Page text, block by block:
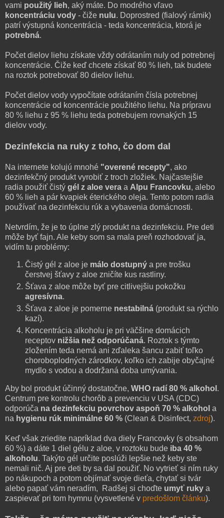
vami použitý lieh, aký máte. Do modrého vľavo
koncentráciu vody - čiže nulu. Doprostred (fialový rámik)
patrí výstupná koncentrácia - teda koncentrácia, ktorá je
potrebná.
Počet dielov liehu získate vždy odrátaním nuly od potrebnej
koncentrácie. Čiže keď chcete získať 80 % lieh, tak budete
na roztok potrebovať 80 dielov liehu.
Počet dielov vody vypočítate odrátaním čísla potrebnej
koncentrácie od koncentrácie použitého liehu. Na prípravu
80 % liehu z 95 % liehu teda potrebujem rovnakých 15
dielov vody.
Dezinfekcia na ruky z toho, čo dom dal
Na internete kolujú mnohé "overené recepty", ako
dezinfekčný produkt vyrobiť z troch zložiek. Najčastejšie
radia použiť čistý gél z aloe vera a Alpu Francovku, alebo
60 % lieh a pár kvapiek éterického oleja. Tento potom radia
používať na dezinfekciu rúk a vybavenia domácnosti.
Netvrdím, že je to úplne zlý produkt na dezinfekciu. Pre deti
môže byť fajn. Ale keby som sa mala preň rozhodovať ja,
vidím tu problémy:
Čistý gél z aloe je málo dostupný a pre trošku
čerstvej šťavy z aloe zničíte kus rastliny.
Šťava z aloe môže byť pre citlivejšiu pokožku
agresívna.
Šťava z aloe je pomerne nestabilná (produkt sa rýchlo
kazí).
Koncentrácia alkoholu je pri väčšine domácich
receptov nižšia než odporúčaná. Roztok s týmto
zložením teda nemá ani zďaleka šancu zabiť toľko
choroboplodných zárodkov, koľko ich zabije obyčajné
mydlo s vodou a dodržaná doba umývania.
Aby bol produkt účinný dostatočne, WHO radí 80 % alkohol .
Centrum pre kontrolu chorôb a prevenciu v USA (CDC)
odporúča na dezinfekciu povrchov aspoň 70 % alkohol a
na hygienu rúk minimálne 60 % (Clean & Disinfect, zdroj).
Keď však zriedite napríklad dva diely Francovky (s obsahom
60 %) a dáte 1 diel gélu z aloe, v roztoku bude iba 40 %
alkoholu. Takýto gél určite poslúži lepšie než keby ste
nemali nič. Aj pre deti by sa dal použiť. No vytrieť si ním ruky
po nákupoch a potom objímať svoje dieťa, chytať si tvár
alebo papať vám neradím, Radšej si choďte umyť ruky a
zaspievať pri tom hymnu (vysvetlené v predošlom článku).